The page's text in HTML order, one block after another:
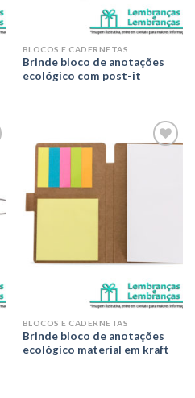
BLOCOS E CADERNETAS
Brinde bloco de anotações
ecológico com post-it
BLOCOS E CADERNETAS
Brinde bloco de anotações
ecológico material em kraft